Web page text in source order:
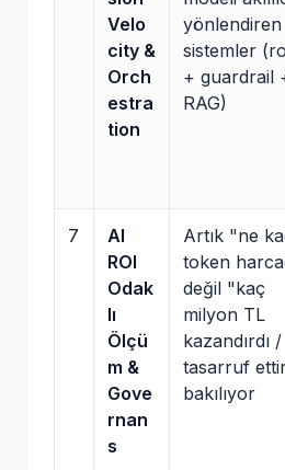
Velo
city &
Orch
estra
tion
yönlendiren
sistemler
+ guardrail
RAG)
7
AI
ROI
Odak
lı
Ölçü
m &
Gove
rnan
s
Artık "ne
token
değil "kaç
milyon TL
kazandırdı /
tasarruf
bakılıyor